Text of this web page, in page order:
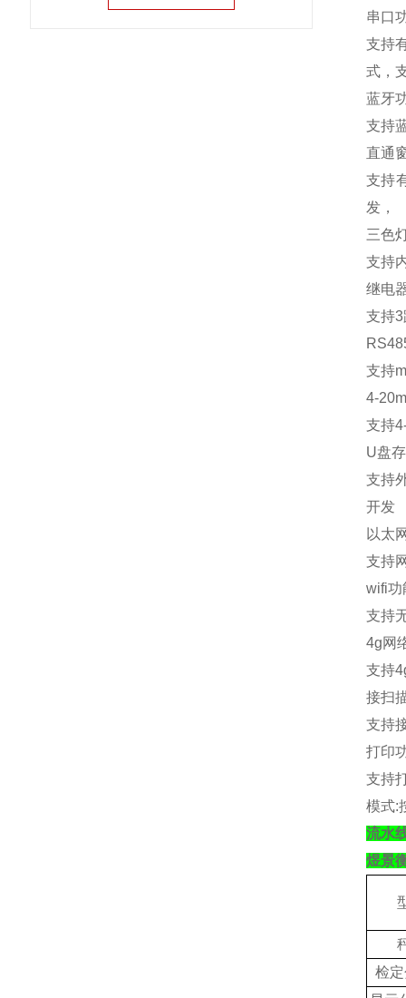
串口
支持
式，
蓝牙
支持
直通
支持
发，
三色
支持
继电
支持3
支持
4-
支持
U盘
支持
开发
以太
支持
wifi功
支持
4g网
支持
接扫
支持
打印
支持
模式:
流水
煜景
检